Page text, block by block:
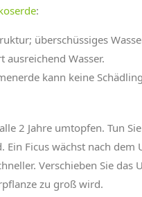
:
überschüssiges
ausreichend Wasser.
kann keine
2 Jahre umtopfen. Tun
Ein Ficus wächst nach dem
Verschieben Sie das
zu groß wird.